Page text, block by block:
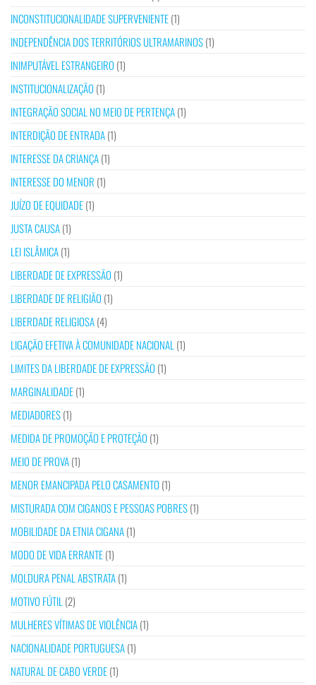
INCONSTITUCIONALIDADE SUPERVENIENTE(1)
INDEPENDÊNCIA DOS TERRITÓRIOS ULTRAMARINOS(1)
INIMPUTÁVEL ESTRANGEIRO (1)
INSTITUCIONALIZAÇÃO (1)
INTEGRAÇÃO SOCIAL NO MEIO DE PERTENÇA(1)
INTERDIÇÃO DE ENTRADA(1)
INTERESSE DA CRIANÇA(1)
INTERESSE DO MENOR (1)
JUÍZO DE EQUIDADE(1)
JUSTA CAUSA(1)
LEI ISLÂMICA(1)
LIBERDADE DE EXPRESSÃO (1)
LIBERDADE DE RELIGIÃO (1)
LIBERDADE RELIGIOSA(4)
LIGAÇÃO EFETIVA À COMUNIDADE NACIONAL (1)
LIMITES DA LIBERDADE DE EXPRESSÃO (1)
MARGINALIDADE(1)
MEDIADORES(1)
MEDIDA DE PROMOÇÃO E PROTEÇÃO (1)
MEIO DE PROVA(1)
MENOR EMANCIPADA PELO CASAMENTO (1)
MISTURADA COM CIGANOS E PESSOAS POBRES(1)
MOBILIDADE DA ETNIA CIGANA(1)
MODO DE VIDA ERRANTE(1)
MOLDURA PENAL ABSTRATA(1)
MOTIVO FÚTIL (2)
MULHERES VÍTIMAS DE VIOLÊNCIA(1)
NACIONALIDADE PORTUGUESA(1)
NATURAL DE CABO VERDE(1)